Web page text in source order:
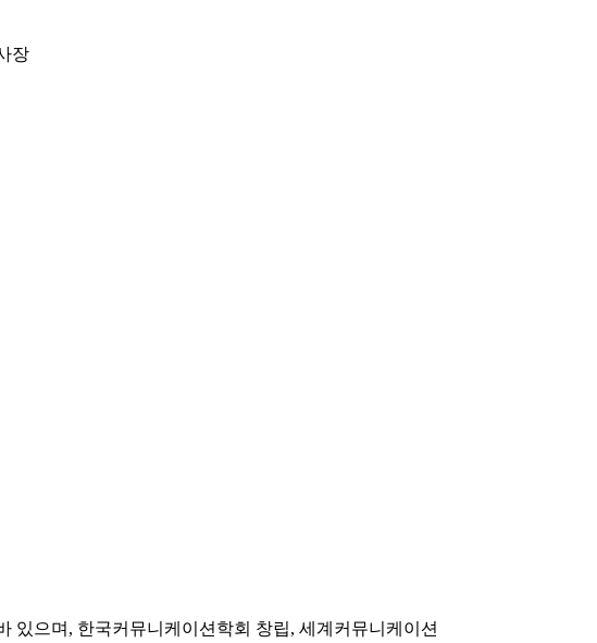
장
있으며, 한국커뮤니케이션학회 창립, 세계커뮤니케이션